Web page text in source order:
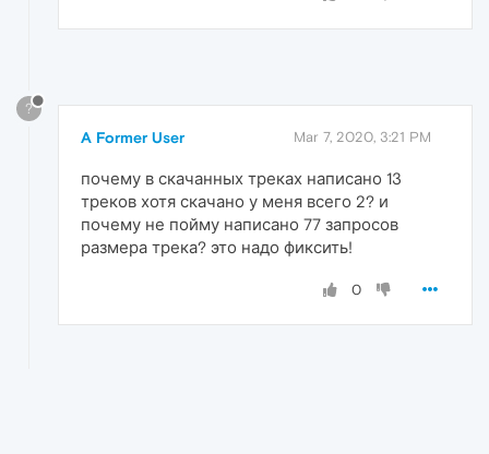
?
A Former User Mar 7, 2020, 3:21 PM
почему в скачанных треках написано 13
треков хотя скачано у меня всего 2? и
почему не пойму написано 77 запросов
размера трека? это надо фиксить!
0